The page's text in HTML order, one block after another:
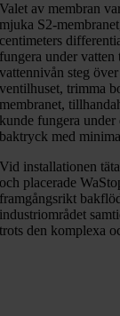
Valet av membran
mjuka S2-
centimeters
fungera under
vattennivån steg
ventilhuset, trimma
membranet,
kunde fungera under
baktryck med
Vid installationen
och placerade
framgångsrikt
industriområdet
trots den komplexa